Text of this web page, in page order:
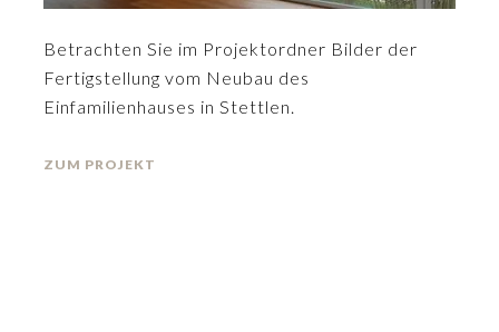
Betrachten Sie im Projektordner Bilder der
Fertigstellung vom Neubau des
Einfamilienhauses in Stettlen.
ZUM PROJEKT